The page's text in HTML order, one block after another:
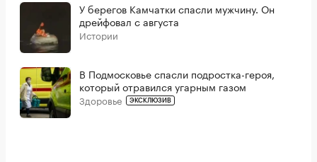
У берегов Камчатки спасли мужчину. Он
дрейфовал с августа
Истории
В Подмосковье спасли подростка-героя,
который отравился угарным газом
Здоровье ЭКСКЛЮЗИВ